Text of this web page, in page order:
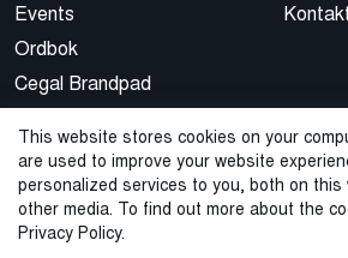
This website stores cookies on your
are used to improve your website
personalized services to you, both on
other media. To find out more about the
Privacy Policy.
Events
Ordbok
Cegal Brandpad